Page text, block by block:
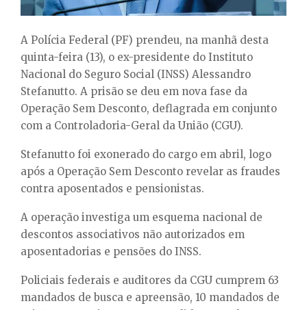
A Polícia Federal (PF) prendeu, na manhã desta
quinta-feira (13), o ex-presidente do Instituto
Nacional do Seguro Social (INSS) Alessandro
Stefanutto. A prisão se deu em nova fase da
Operação Sem Desconto, deflagrada em conjunto
com a Controladoria-Geral da União (CGU).
Stefanutto foi exonerado do cargo em abril, logo
após a Operação Sem Desconto revelar as fraudes
contra aposentados e pensionistas.
A operação investiga um esquema nacional de
descontos associativos não autorizados em
aposentadorias e pensões do INSS.
Policiais federais e auditores da CGU cumprem 63
mandados de busca e apreensão, 10 mandados de